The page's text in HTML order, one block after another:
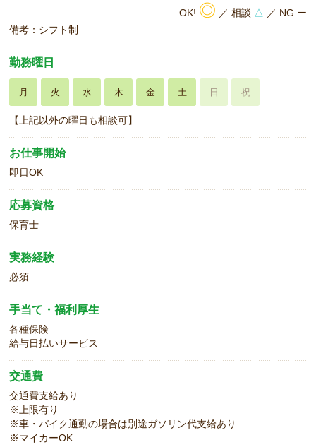
OK! ◎ ／ 相談 △ ／ NG ー
備考：シフト制
勤務曜日
月 火 水 木 金 土 日 祝
【上記以外の曜日も相談可】
お仕事開始
即日OK
応募資格
保育士
実務経験
必須
手当て・福利厚生
各種保険
給与日払いサービス
交通費
交通費支給あり
※上限有り
※車・バイク通勤の場合は別途ガソリン代支給あり
※マイカーOK